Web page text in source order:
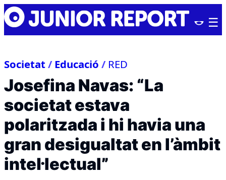
Skip
to
content
Junior
Report
Societat/Educació / RED
Josefina Navas: “La
societat estava
polaritzada i hi havia una
gran desigualtat en l’àmbit
intel·lectual”